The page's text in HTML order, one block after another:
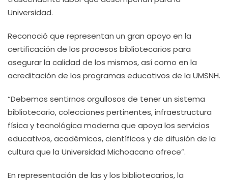
Universidad.
Reconoció que representan un gran apoyo en la
certificación de los procesos bibliotecarios para
asegurar la calidad de los mismos, así como en la
acreditación de los programas educativos de la UMSNH.
“Debemos sentirnos orgullosos de tener un sistema
bibliotecario, colecciones pertinentes, infraestructura
física y tecnológica moderna que apoya los servicios
educativos, académicos, científicos y de difusión de la
cultura que la Universidad Michoacana ofrece”.
En representación de las y los bibliotecarios, la